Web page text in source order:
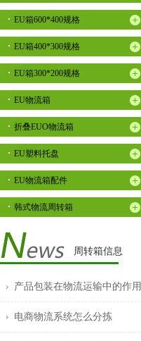
EU箱600*400规格
EU箱400*300规格
EU箱300*200规格
EU物流箱
折叠EUO物流箱
EU塑料托盘
EU物流箱配件
韩式物流周转箱
周转箱信息
产品包装在物流运输中的作用
电商物流系统怎么分拣